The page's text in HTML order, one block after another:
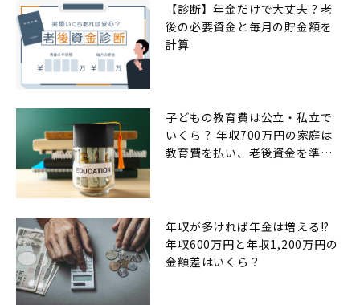
【診断】年金だけで大丈夫？老
後の必要資金と毎月の貯金額を
計算
子どもの教育費は公立・私立で
いくら？ 年収700万円の家庭は
教育費を払い、老後資金を準備
年収が多ければ年金は増える!?
年収600万円と年収1,200万円の
金額差はいくら？